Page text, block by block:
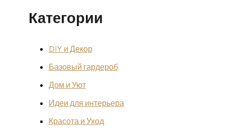
Категории
DIY и Декор
Базовый гардероб
Дом и Уют
Идеи для интерьера
Красота и Уход